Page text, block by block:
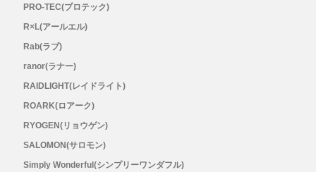
PRO-TEC(プロテック)
R×L(アールエル)
Rab(ラブ)
ranor(ラナー)
RAIDLIGHT(レイドライト)
ROARK(ロアーク)
RYOGEN(リョウゲン)
SALOMON(サロモン)
Simply Wonderful(シンプリーワンダフル)